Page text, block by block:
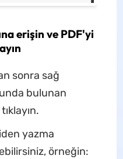
erişin ve PDF'yi
sonra sağ
bulunan
yazma
örneğin: